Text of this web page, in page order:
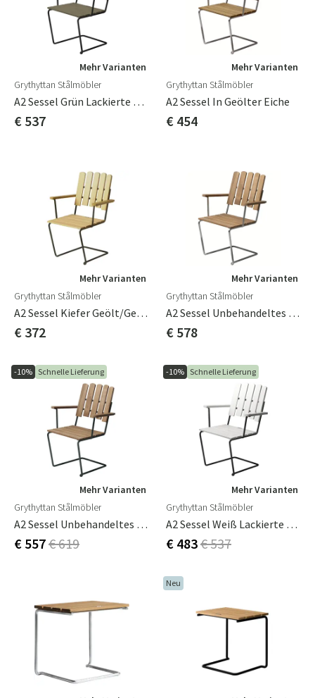
Mehr Varianten
Grythyttan Stålmöbler
A2 Sessel Grün Lackierte Eiche / Schwarzes Gestell
€ 537
Mehr Varianten
Grythyttan Stålmöbler
A2 Sessel In Geölter Eiche
€ 454
Mehr Varianten
Grythyttan Stålmöbler
A2 Sessel Kiefer Geölt/Gestell Grün
€ 372
Mehr Varianten
Grythyttan Stålmöbler
A2 Sessel Unbehandeltes Teakholz / Feuerverzinktes Gestell
€ 578
-10% Schnelle Lieferung
Mehr Varianten
Grythyttan Stålmöbler
A2 Sessel Unbehandeltes Teakholz/schwarzer Rahmen
€ 557€ 619
-10% Schnelle Lieferung
Mehr Varianten
Grythyttan Stålmöbler
A2 Sessel Weiß Lackierte Eiche / Schwarzes Gestell
€ 483€ 537
Neu